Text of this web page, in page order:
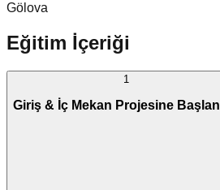
Gölova
Eğitim İçeriği
1
Giriş & İç Mekan Projesine